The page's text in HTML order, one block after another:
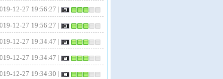
12-27 19:56:27 |
12-27 19:56:27 |
12-27 19:34:47 |
12-27 19:34:47 |
12-27 19:34:30 |